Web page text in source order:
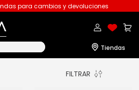
para cambios y devoluciones
FILTRAR